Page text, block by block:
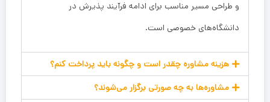
و طراحی مسیر مناسب برای ادامه فرآیند پذیرش در
دانشگاه‌های خصوصی است.
هزینه مشاوره چقدر است و چگونه باید پرداخت کنم؟
مشاوره‌ها به چه صورتی برگزار می‌شوند؟